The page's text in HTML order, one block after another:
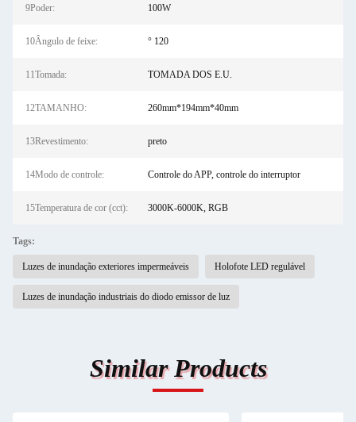
9Poder: 100W
10Ângulo de feixe: ° 120
11Tomada: TOMADA DOS E.U.
12TAMANHO: 260mm*194mm*40mm
13Revestimento: preto
14Modo de controle: Controle do APP, controle do interruptor
15Temperatura de cor (cct): 3000K-6000K, RGB
Tags:
Luzes de inundação exteriores impermeáveis Holofote LED regulável
Luzes de inundação industriais do diodo emissor de luz
Similar Products